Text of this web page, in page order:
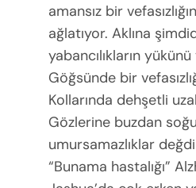
amansız bir
ağlatıyor. Aklına
yabancılıkların yükünü
Göğsünde bir
Kollarında dehşetli
Gözlerine buzdan
umursamazlıklar
“Bunama hastalığı”